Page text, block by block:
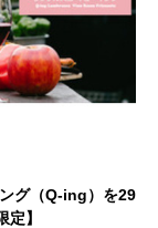
グ（Q-ing）を29
】